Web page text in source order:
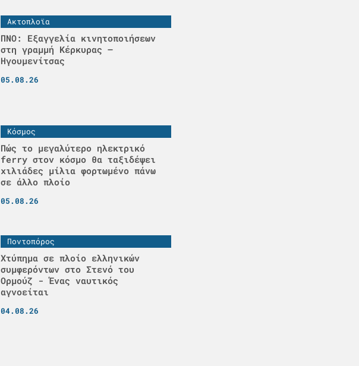
Ακτοπλοϊα
ΠΝΟ: Εξαγγελία κινητοποιήσεων
στη γραμμή Κέρκυρας –
Ηγουμενίτσας
05.08.26
Κόσμος
Πώς το μεγαλύτερο ηλεκτρικό
ferry στον κόσμο θα ταξιδέψει
χιλιάδες μίλια φορτωμένο πάνω
σε άλλο πλοίο
05.08.26
Ποντοπόρος
Χτύπημα σε πλοίο ελληνικών
συμφερόντων στο Στενό του
Ορμούζ - Ένας ναυτικός
αγνοείται
04.08.26